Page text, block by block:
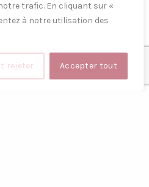
trafic. En cliquant sur «
à notre utilisation des
rejeter Accepter tout
commentaire